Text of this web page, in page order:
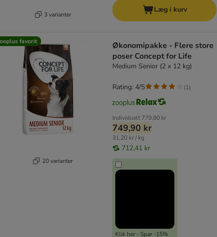
3 varianter
Læg i kurv
favorit
20 varianter
Økonomipakke - Flere store
poser Concept for Life
Medium Senior (2 x 12 kg)
Individuelt 779,80 kr
749,90 kr
31,20 kr / kg
712,41 kr
Klik her - Spar -15%
Rating: 4/5 (1)